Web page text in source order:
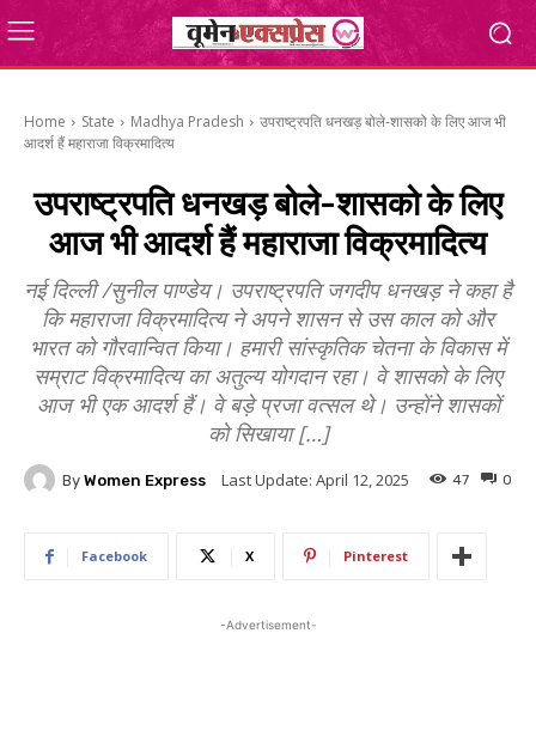
Home State Madhya Pradesh
उपराष्ट्रपति धनखड़ बोले-शासको के लिए आज भी
आदर्श हैं महाराजा विक्रमादित्य
उपराष्ट्रपति धनखड़ बोले-शासको के लिए
आज भी आदर्श हैं महाराजा विक्रमादित्य
नई दिल्ली /सुनील पाण्डेय। उपराष्ट्रपति जगदीप धनखड़ ने कहा है
कि महाराजा विक्रमादित्य ने अपने शासन से उस काल को और
भारत को गौरवान्वित किया। हमारी सांस्कृतिक चेतना के विकास में
सम्राट विक्रमादित्य का अतुल्य योगदान रहा। वे शासको के लिए
आज भी एक आदर्श हैं। वे बड़े प्रजा वत्सल थे। उन्होंने शासकों
को सिखाया […]
By Women Express Last Update: April 12, 2025 0
47
Facebook X Pinterest
-Advertisement-